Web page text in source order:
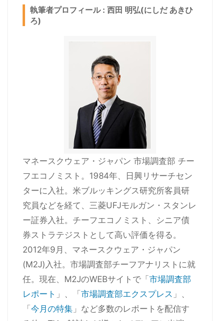
執筆者プロフィール : 西田 明弘(にしだ あきひ
ろ)
マネースクウェア・ジャパン 市場調査部 チー
フエコノミスト。1984年、日興リサーチセン
ターに入社。米ブルッキングス研究所客員研
究員などを経て、三菱UFJモルガン・スタンレ
ー証券入社。チーフエコノミスト、シニア債
券ストラテジストとして高い評価を得る。
2012年9月、マネースクウェア・ジャパン
(M2J)入社。市場調査部チーフアナリストに就
任。現在、M2JのWEBサイトで「 市場調査部
レポート 」、「 市場調査部エクスプレス 」、
「 今月の特集 」など多数のレポートを配信す